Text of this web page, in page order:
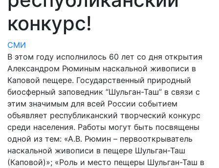
конкурс!
СМИ
В этом году исполнилось 60 лет со дня открытия
Александром Рюминым наскальной живописи в
Каповой пещере. Государственный природный
биосферный заповедник “Шульган-Таш” в связи с
этим значимым для всей России событием
объявляет республиканский творческий конкурс
среди населения. Работы могут быть посвящены
одной из тем: «А.В. Рюмин – первооткрыватель
наскальной живописи в пещере Шульган-Таш
(Каповой)»; «Роль и место пещеры Шульган-Таш в